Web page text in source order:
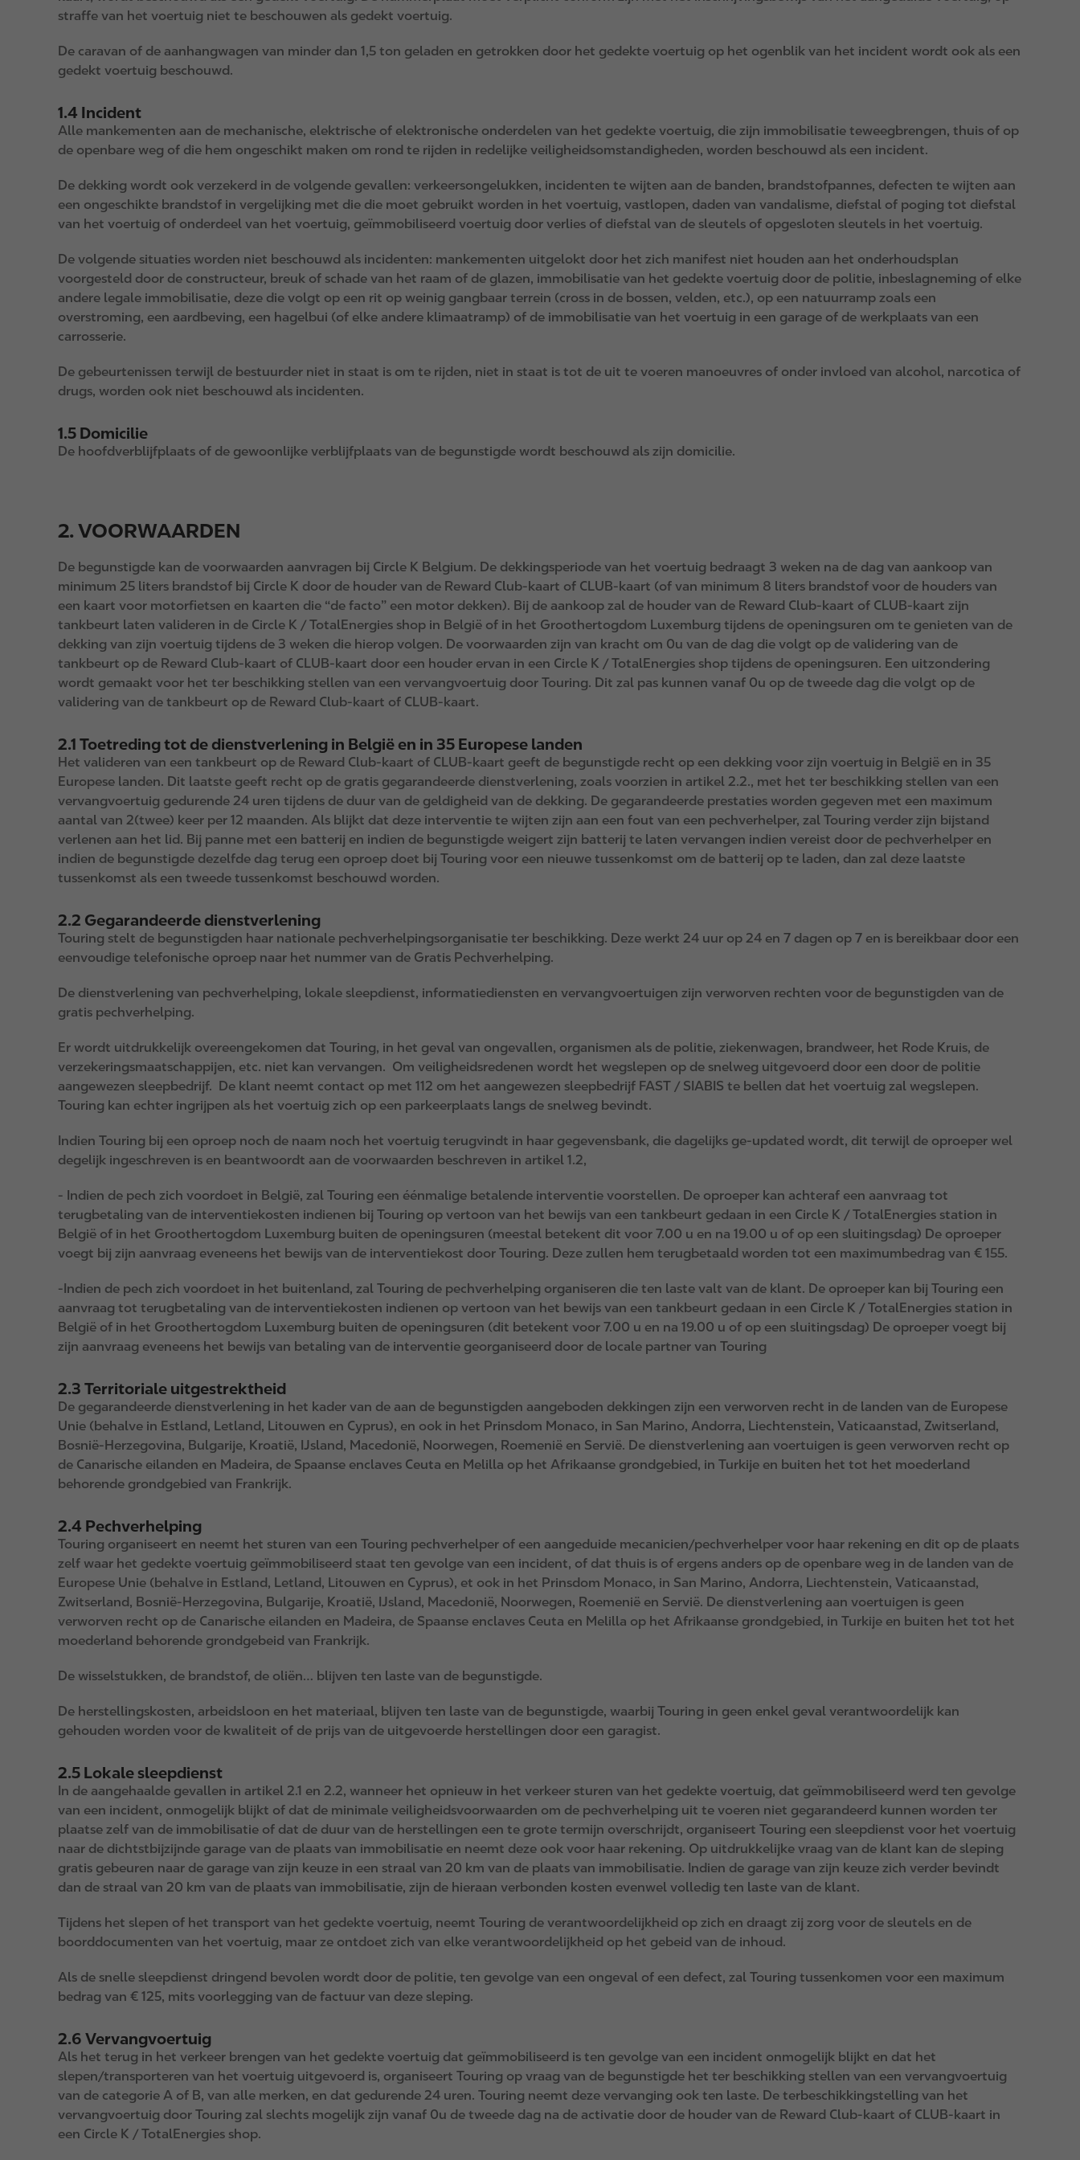
straffe van het voertuig niet te beschouwen als gedekt voertuig.
De caravan of de aanhangwagen van minder dan 1,5 ton geladen en getrokken door het gedekte voertuig op het ogenblik van het incident wordt ook als een
gedekt voertuig beschouwd.
1.4 Incident
Alle mankementen aan de mechanische, elektrische of elektronische onderdelen van het gedekte voertuig, die zijn immobilisatie teweegbrengen, thuis of op
de openbare weg of die hem ongeschikt maken om rond te rijden in redelijke veiligheidsomstandigheden, worden beschouwd als een incident.
De dekking wordt ook verzekerd in de volgende gevallen: verkeersongelukken, incidenten te wijten aan de banden, brandstofpannes, defecten te wijten aan
een ongeschikte brandstof in vergelijking met die die moet gebruikt worden in het voertuig, vastlopen, daden van vandalisme, diefstal of poging tot diefstal
van het voertuig of onderdeel van het voertuig, geïmmobiliseerd voertuig door verlies of diefstal van de sleutels of opgesloten sleutels in het voertuig.
De volgende situaties worden niet beschouwd als incidenten: mankementen uitgelokt door het zich manifest niet houden aan het onderhoudsplan
voorgesteld door de constructeur, breuk of schade van het raam of de glazen, immobilisatie van het gedekte voertuig door de politie, inbeslagneming of elke
andere legale immobilisatie, deze die volgt op een rit op weinig gangbaar terrein (cross in de bossen, velden, etc.), op een natuurramp zoals een
overstroming, een aardbeving, een hagelbui (of elke andere klimaatramp) of de immobilisatie van het voertuig in een garage of de werkplaats van een
carrosserie.
De gebeurtenissen terwijl de bestuurder niet in staat is om te rijden, niet in staat is tot de uit te voeren manoeuvres of onder invloed van alcohol, narcotica of
drugs, worden ook niet beschouwd als incidenten.
1.5 Domicilie
De hoofdverblijfplaats of de gewoonlijke verblijfplaats van de begunstigde wordt beschouwd als zijn domicilie.
2. VOORWAARDEN
De begunstigde kan de voorwaarden aanvragen bij Circle K Belgium. De dekkingsperiode van het voertuig bedraagt 3 weken na de dag van aankoop van
minimum 25 liters brandstof bij Circle K door de houder van de Reward Club-kaart of CLUB-kaart (of van minimum 8 liters brandstof voor de houders van
een kaart voor motorfietsen en kaarten die “de facto” een motor dekken). Bij de aankoop zal de houder van de Reward Club-kaart of CLUB-kaart zijn
tankbeurt laten valideren in de Circle K / TotalEnergies shop in België of in het Groothertogdom Luxemburg tijdens de openingsuren om te genieten van de
dekking van zijn voertuig tijdens de 3 weken die hierop volgen. De voorwaarden zijn van kracht om 0u van de dag die volgt op de validering van de
tankbeurt op de Reward Club-kaart of CLUB-kaart door een houder ervan in een Circle K / TotalEnergies shop tijdens de openingsuren. Een uitzondering
wordt gemaakt voor het ter beschikking stellen van een vervangvoertuig door Touring. Dit zal pas kunnen vanaf 0u op de tweede dag die volgt op de
validering van de tankbeurt op de Reward Club-kaart of CLUB-kaart.
2.1 Toetreding tot de dienstverlening in België en in 35 Europese landen
Het valideren van een tankbeurt op de Reward Club-kaart of CLUB-kaart geeft de begunstigde recht op een dekking voor zijn voertuig in België en in 35
Europese landen. Dit laatste geeft recht op de gratis gegarandeerde dienstverlening, zoals voorzien in artikel 2.2., met het ter beschikking stellen van een
vervangvoertuig gedurende 24 uren tijdens de duur van de geldigheid van de dekking. De gegarandeerde prestaties worden gegeven met een maximum
aantal van 2(twee) keer per 12 maanden. Als blijkt dat deze interventie te wijten zijn aan een fout van een pechverhelper, zal Touring verder zijn bijstand
verlenen aan het lid. Bij panne met een batterij en indien de begunstigde weigert zijn batterij te laten vervangen indien vereist door de pechverhelper en
indien de begunstigde dezelfde dag terug een oproep doet bij Touring voor een nieuwe tussenkomst om de batterij op te laden, dan zal deze laatste
tussenkomst als een tweede tussenkomst beschouwd worden.
2.2 Gegarandeerde dienstverlening
Touring stelt de begunstigden haar nationale pechverhelpingsorganisatie ter beschikking. Deze werkt 24 uur op 24 en 7 dagen op 7 en is bereikbaar door een
eenvoudige telefonische oproep naar het nummer van de Gratis Pechverhelping.
De dienstverlening van pechverhelping, lokale sleepdienst, informatiediensten en vervangvoertuigen zijn verworven rechten voor de begunstigden van de
gratis pechverhelping.
Er wordt uitdrukkelijk overeengekomen dat Touring, in het geval van ongevallen, organismen als de politie, ziekenwagen, brandweer, het Rode Kruis, de
verzekeringsmaatschappijen, etc. niet kan vervangen. Om veiligheidsredenen wordt het wegslepen op de snelweg uitgevoerd door een door de politie
aangewezen sleepbedrijf. De klant neemt contact op met 112 om het aangewezen sleepbedrijf FAST / SIABIS te bellen dat het voertuig zal wegslepen.
Touring kan echter ingrijpen als het voertuig zich op een parkeerplaats langs de snelweg bevindt.
Indien Touring bij een oproep noch de naam noch het voertuig terugvindt in haar gegevensbank, die dagelijks ge-updated wordt, dit terwijl de oproeper wel
degelijk ingeschreven is en beantwoordt aan de voorwaarden beschreven in artikel 1.2,
- Indien de pech zich voordoet in België, zal Touring een éénmalige betalende interventie voorstellen. De oproeper kan achteraf een aanvraag tot
terugbetaling van de interventiekosten indienen bij Touring op vertoon van het bewijs van een tankbeurt gedaan in een Circle K / TotalEnergies station in
België of in het Groothertogdom Luxemburg buiten de openingsuren (meestal betekent dit voor 7.00 u en na 19.00 u of op een sluitingsdag) De oproeper
voegt bij zijn aanvraag eveneens het bewijs van de interventiekost door Touring. Deze zullen hem terugbetaald worden tot een maximumbedrag van € 155.
-Indien de pech zich voordoet in het buitenland, zal Touring de pechverhelping organiseren die ten laste valt van de klant. De oproeper kan bij Touring een
aanvraag tot terugbetaling van de interventiekosten indienen op vertoon van het bewijs van een tankbeurt gedaan in een Circle K / TotalEnergies station in
België of in het Groothertogdom Luxemburg buiten de openingsuren (dit betekent voor 7.00 u en na 19.00 u of op een sluitingsdag) De oproeper voegt bij
zijn aanvraag eveneens het bewijs van betaling van de interventie georganiseerd door de locale partner van Touring
2.3 Territoriale uitgestrektheid
De gegarandeerde dienstverlening in het kader van de aan de begunstigden aangeboden dekkingen zijn een verworven recht in de landen van de Europese
Unie (behalve in Estland, Letland, Litouwen en Cyprus), en ook in het Prinsdom Monaco, in San Marino, Andorra, Liechtenstein, Vaticaanstad, Zwitserland,
Bosnië-Herzegovina, Bulgarije, Kroatië, IJsland, Macedonië, Noorwegen, Roemenië en Servië. De dienstverlening aan voertuigen is geen verworven recht op
de Canarische eilanden en Madeira, de Spaanse enclaves Ceuta en Melilla op het Afrikaanse grondgebied, in Turkije en buiten het tot het moederland
behorende grondgebied van Frankrijk.
2.4 Pechverhelping
Touring organiseert en neemt het sturen van een Touring pechverhelper of een aangeduide mecanicien/pechverhelper voor haar rekening en dit op de plaats
zelf waar het gedekte voertuig geïmmobiliseerd staat ten gevolge van een incident, of dat thuis is of ergens anders op de openbare weg in de landen van de
Europese Unie (behalve in Estland, Letland, Litouwen en Cyprus), et ook in het Prinsdom Monaco, in San Marino, Andorra, Liechtenstein, Vaticaanstad,
Zwitserland, Bosnië-Herzegovina, Bulgarije, Kroatië, IJsland, Macedonië, Noorwegen, Roemenië en Servië. De dienstverlening aan voertuigen is geen
verworven recht op de Canarische eilanden en Madeira, de Spaanse enclaves Ceuta en Melilla op het Afrikaanse grondgebied, in Turkije en buiten het tot het
moederland behorende grondgebeid van Frankrijk.
De wisselstukken, de brandstof, de oliën… blijven ten laste van de begunstigde.
De herstellingskosten, arbeidsloon en het materiaal, blijven ten laste van de begunstigde, waarbij Touring in geen enkel geval verantwoordelijk kan
gehouden worden voor de kwaliteit of de prijs van de uitgevoerde herstellingen door een garagist.
2.5 Lokale sleepdienst
In de aangehaalde gevallen in artikel 2.1 en 2.2, wanneer het opnieuw in het verkeer sturen van het gedekte voertuig, dat geïmmobiliseerd werd ten gevolge
van een incident, onmogelijk blijkt of dat de minimale veiligheidsvoorwaarden om de pechverhelping uit te voeren niet gegarandeerd kunnen worden ter
plaatse zelf van de immobilisatie of dat de duur van de herstellingen een te grote termijn overschrijdt, organiseert Touring een sleepdienst voor het voertuig
naar de dichtstbijzijnde garage van de plaats van immobilisatie en neemt deze ook voor haar rekening. Op uitdrukkelijke vraag van de klant kan de sleping
gratis gebeuren naar de garage van zijn keuze in een straal van 20 km van de plaats van immobilisatie. Indien de garage van zijn keuze zich verder bevindt
dan de straal van 20 km van de plaats van immobilisatie, zijn de hieraan verbonden kosten evenwel volledig ten laste van de klant.
Tijdens het slepen of het transport van het gedekte voertuig, neemt Touring de verantwoordelijkheid op zich en draagt zij zorg voor de sleutels en de
boorddocumenten van het voertuig, maar ze ontdoet zich van elke verantwoordelijkheid op het gebeid van de inhoud.
Als de snelle sleepdienst dringend bevolen wordt door de politie, ten gevolge van een ongeval of een defect, zal Touring tussenkomen voor een maximum
bedrag van € 125, mits voorlegging van de factuur van deze sleping.
2.6 Vervangvoertuig
Als het terug in het verkeer brengen van het gedekte voertuig dat geïmmobiliseerd is ten gevolge van een incident onmogelijk blijkt en dat het
slepen/transporteren van het voertuig uitgevoerd is, organiseert Touring op vraag van de begunstigde het ter beschikking stellen van een vervangvoertuig
van de categorie A of B, van alle merken, en dat gedurende 24 uren. Touring neemt deze vervanging ook ten laste. De terbeschikkingstelling van het
vervangvoertuig door Touring zal slechts mogelijk zijn vanaf 0u de tweede dag na de activatie door de houder van de Reward Club-kaart of CLUB-kaart in
een Circle K / TotalEnergies shop.